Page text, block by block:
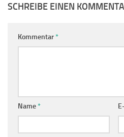
SCHREIBE EINEN
Kommentar*
Name*